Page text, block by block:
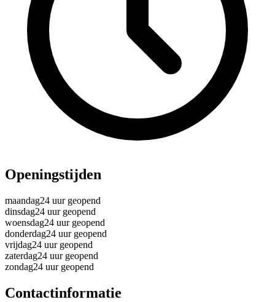
Openingstijden
maandag24 uur geopend
dinsdag24 uur geopend
woensdag24 uur geopend
donderdag24 uur geopend
vrijdag24 uur geopend
zaterdag24 uur geopend
zondag24 uur geopend
Contactinformatie